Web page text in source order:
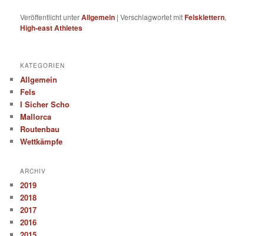
Veröffentlicht unterAllgemein |Verschlagwortet mitFelsklettern,
High-east Athletes
KATEGORIEN
Allgemein
Fels
I Sicher Scho
Mallorca
Routenbau
Wettkämpfe
ARCHIV
2019
2018
2017
2016